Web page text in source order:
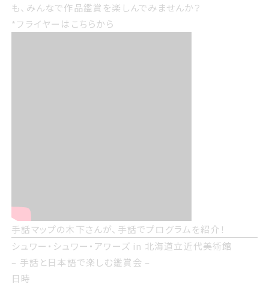
も、みんなで作品鑑賞を楽しんでみませんか？
*フライヤーは こちらから
手話マップの木下さんが、手話でプログラムを紹介！
シュワー・シュワー・アワーズ in 北海道立近代美術館
– 手話と日本語で楽しむ鑑賞会 –
日時